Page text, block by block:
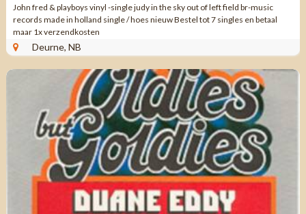
John fred & playboys vinyl -single judy in the sky out of left field br-music
records made in holland single / hoes nieuw Bestel tot 7 singles en betaal
maar 1x verzendkosten
Deurne, NB